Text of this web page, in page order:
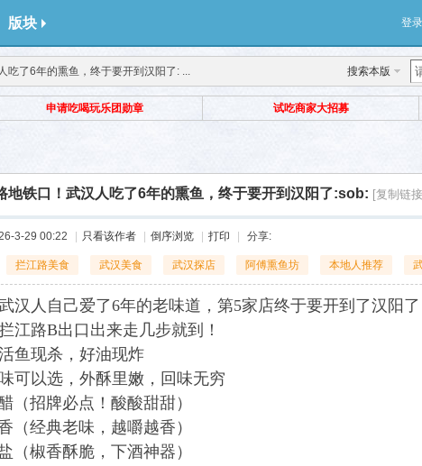
版块 登录
搜索本版
吃了6年的熏鱼，终于要开到汉阳了: ...
申请吃喝玩乐团勋章 试吃商家大招募
地铁口！武汉人吃了6年的熏鱼，终于要开到汉阳了:sob: [复制链
3-29 00:22 只看该作者 倒序浏览 打印 分享:
拦江路美食 武汉美食 武汉探店 阿傅熏鱼坊 本地人推荐
汉人自己爱了6年的老味道，第5家店终于要开到了汉阳
江路B出口出来走几步就到！
鱼现杀，好油现炸
可以选，外酥里嫩，回味无穷
（招牌必点！酸酸甜甜）
（经典老味，越嚼越香）
（椒香酥脆，下酒神器）